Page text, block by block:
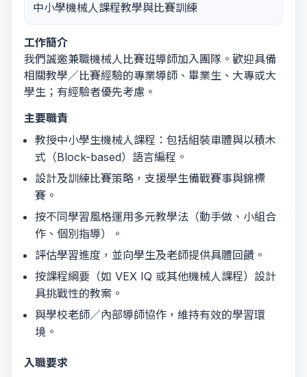
中小學機械人課程教學與比賽訓練
工作簡介
我們誠邀兼職機械人比賽班導師加入團隊。歡迎具備
相關教學／比賽經驗的專業導師、畢業生、大專或大
學生；有經驗者優先考慮。
主要職責
教授中小學生機械人課程：包括組裝車體與以積木
式（Block-based）語言編程。
設計及訓練比賽策略，支援學生備戰賽事與錦標
賽。
按不同學習風格運用多元教學法（動手做、小組合
作、個別指導）。
評估學習進度，並向學生及老師提供具體回饋。
按課程綱要（如 VEX IQ 或其他機械人課程）設計
具挑戰性的教案。
與學校老師／內部導師協作，維持有效的學習環
境。
入職要求